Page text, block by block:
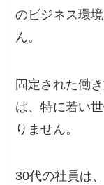
のビジネス環
ん。
固定された働
は、特に若い
りません。
30代の社員は